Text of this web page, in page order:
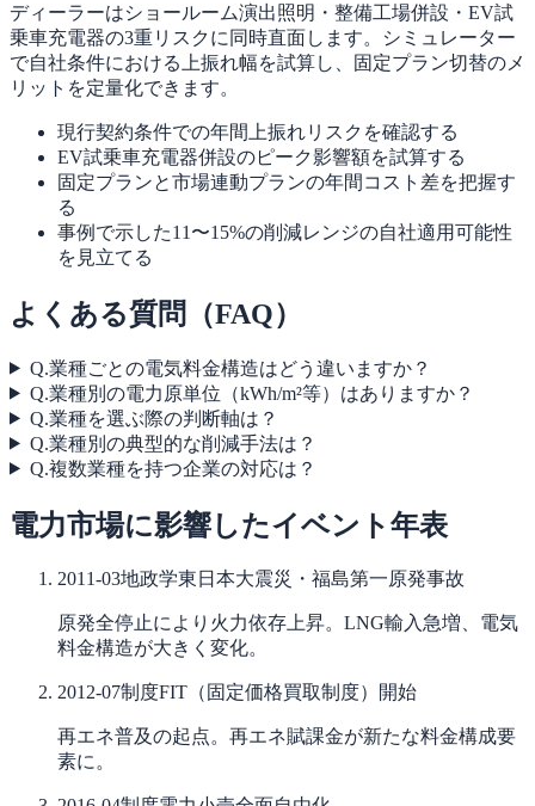
ディーラーはショールーム演出照明・整備工場併設・EV試
乗車充電器の3重リスクに同時直面します。シミュレーター
で自社条件における上振れ幅を試算し、固定プラン切替のメ
リットを定量化できます。
現行契約条件での年間上振れリスクを確認する
EV試乗車充電器併設のピーク影響額を試算する
固定プランと市場連動プランの年間コスト差を把握す
る
事例で示した11〜15%の削減レンジの自社適用可能性
を見立てる
よくある質問（FAQ）
Q.業種ごとの電気料金構造はどう違いますか？
Q.業種別の電力原単位（kWh/m²等）はありますか？
Q.業種を選ぶ際の判断軸は？
Q.業種別の典型的な削減手法は？
Q.複数業種を持つ企業の対応は？
電力市場に影響したイベント年表
2011-03地政学東日本大震災・福島第一原発事故
原発全停止により火力依存上昇。LNG輸入急増、電気
料金構造が大きく変化。
2012-07制度FIT（固定価格買取制度）開始
再エネ普及の起点。再エネ賦課金が新たな料金構成要
素に。